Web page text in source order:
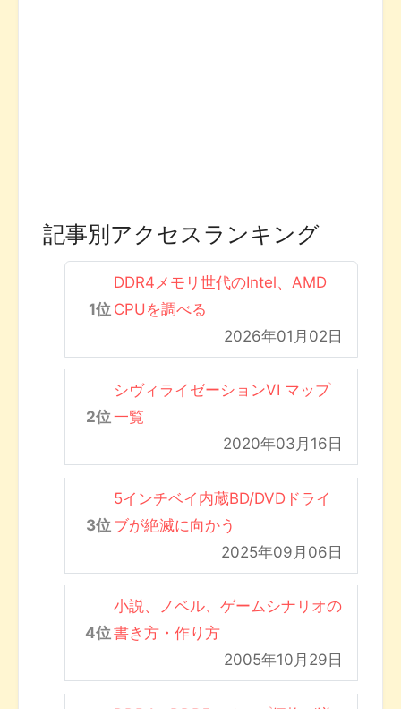
記事別アクセスランキング
DDR4メモリ世代のIntel、AMD
CPUを調べる
2026年01月02日
シヴィライゼーションVI マップ
一覧
2020年03月16日
5インチベイ内蔵BD/DVDドライ
ブが絶滅に向かう
2025年09月06日
小説、ノベル、ゲームシナリオの
書き方・作り方
2005年10月29日